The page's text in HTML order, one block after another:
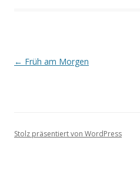
Beitragsnavigation
← Früh am Morgen
Stolz präsentiert von WordPress